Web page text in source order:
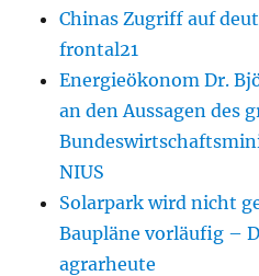
Chinas Zugriff auf
frontal21
Energieökonom Dr.
an den Aussagen des
NIUS
Solarpark wird nicht
Baupläne vorläufig –
agrarheute